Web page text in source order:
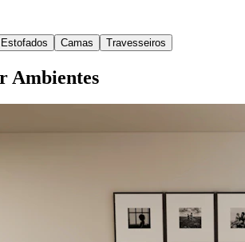
Estofados Camas Travesseiros
Ambientes